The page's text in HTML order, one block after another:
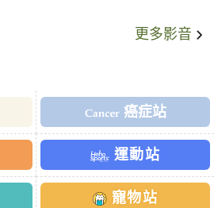
更多影音
癌症站
運動站
寵物站